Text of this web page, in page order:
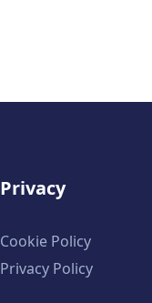
Privacy
Cookie Policy
Privacy Policy